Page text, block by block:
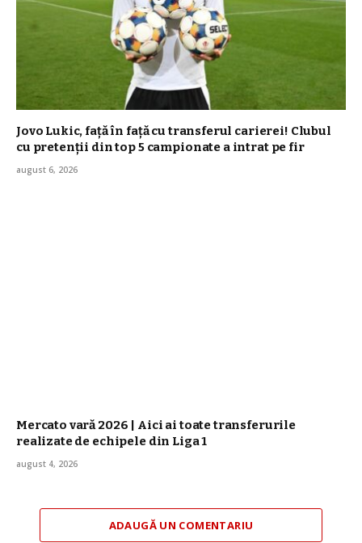
Jovo Lukic, față în față cu transferul carierei! Clubul
cu pretenții din top 5 campionate a intrat pe fir
august 6, 2026
Mercato vară 2026 | Aici ai toate transferurile
realizate de echipele din Liga 1
august 4, 2026
ADAUGĂ UN COMENTARIU